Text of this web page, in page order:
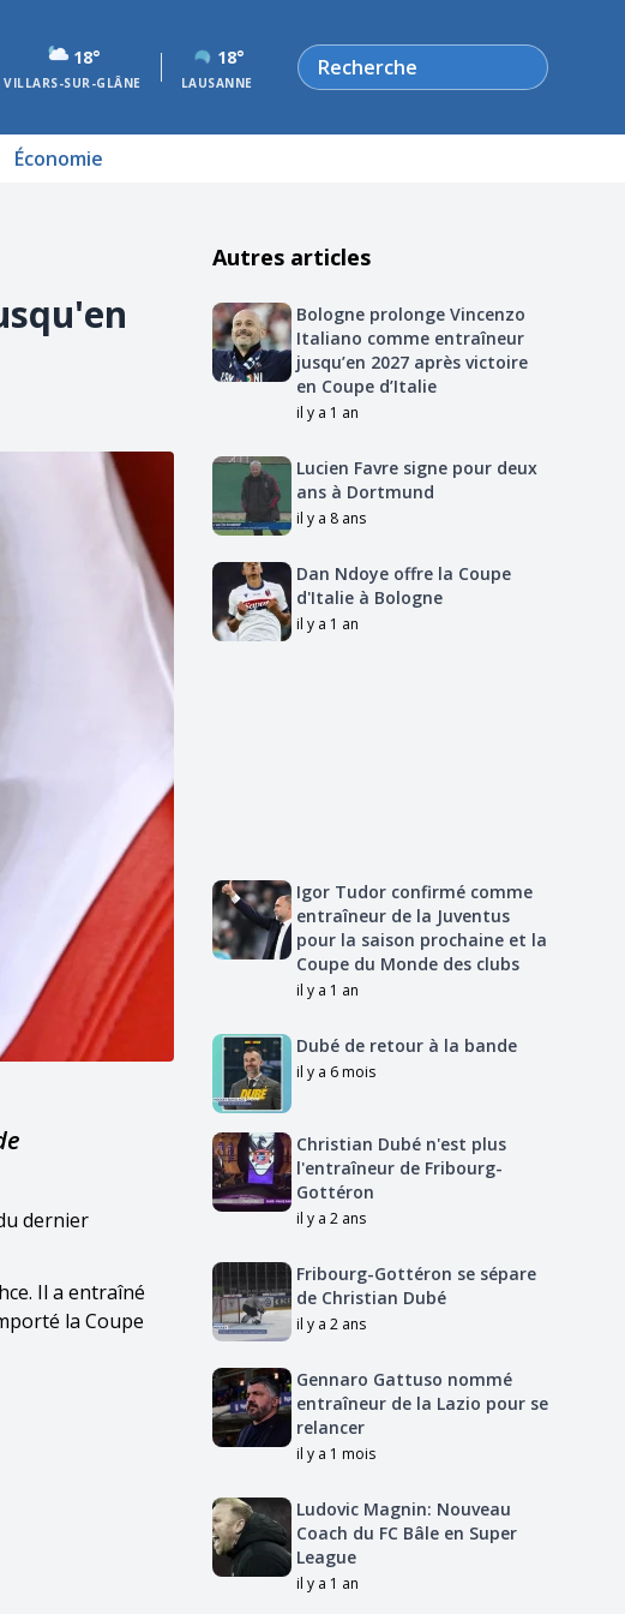
18°
VILLARS-SUR-GLÂNE
18°
LAUSANNE
Rechercher
Économie
dernier
Il a entraîné
la Coupe
Autres articles
Bologne prolonge Vincenzo
Italiano comme entraîneur
jusqu’en 2027 après victoire
en Coupe d’Italie
il y a 1 an
Lucien Favre signe pour deux
ans à Dortmund
il y a 8 ans
Dan Ndoye offre la Coupe
d'Italie à Bologne
il y a 1 an
Igor Tudor confirmé comme
entraîneur de la Juventus
pour la saison prochaine et la
Coupe du Monde des clubs
il y a 1 an
Dubé de retour à la bande
il y a 6 mois
Christian Dubé n'est plus
l'entraîneur de Fribourg-
Gottéron
il y a 2 ans
Fribourg-Gottéron se sépare
de Christian Dubé
il y a 2 ans
Gennaro Gattuso nommé
entraîneur de la Lazio pour se
relancer
il y a 1 mois
Ludovic Magnin: Nouveau
Coach du FC Bâle en Super
League
il y a 1 an